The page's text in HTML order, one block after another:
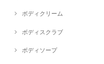
ボディクリーム
ボディスクラブ
ボディソープ